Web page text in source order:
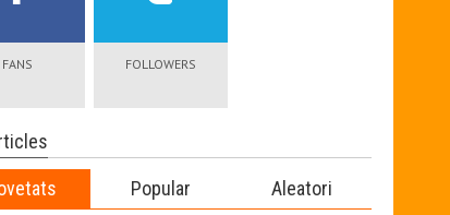
FANS FOLLOWERS
Popular Aleatori